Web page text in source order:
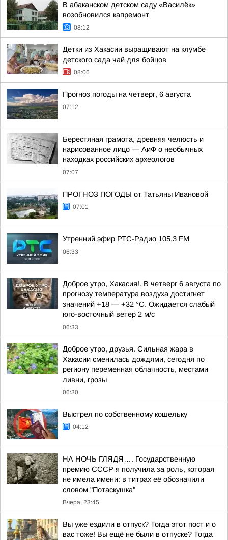
В абаканском детском саду «Василёк»
возобновился капремонт
08:12
Детки из Хакасии выращивают на клумбе
детского сада чай для бойцов
08:06
Прогноз погоды на четверг, 6 августа
07:12
Берестяная грамота, древняя челюсть и
нарисованное лицо — АиФ о необычных
находках российских археологов
07:07
ПРОГНОЗ ПОГОДЫ от Татьяны Ивановой
07:01
Утренний эфир РТС-Радио 105,3 FM
06:33
Доброе утро, Хакасия!. В четверг 6 августа по
прогнозу температура воздуха достигнет
значений +18 — +32 °С. Ожидается слабый
юго-восточный ветер 2 м/с
06:33
Доброе утро, друзья. Сильная жара в
Хакасии сменилась дождями, сегодня по
региону переменная облачность, местами
ливни, грозы
06:30
Выстрел по собственному кошельку
04:12
НА НОЧЬ ГЛЯДЯ…. Государственную
премию СССР я получила за роль, которая
не имела имени: в титрах её обозначили
словом "Потаскушка"
Вчера, 23:45
Вы уже ездили в отпуск? Тогда этот пост и о
вас тоже! Вы ещё не были в отпуске? Тогда